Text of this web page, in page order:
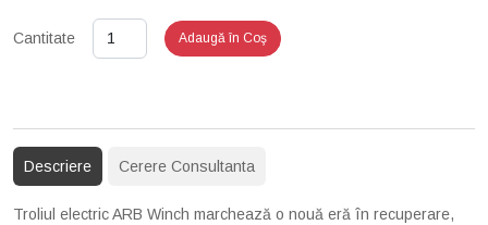
Cantitate Adaugă în Coş
Descriere Cerere Consultanta
Troliul electric ARB Winch marchează o nouă eră în recuperare,